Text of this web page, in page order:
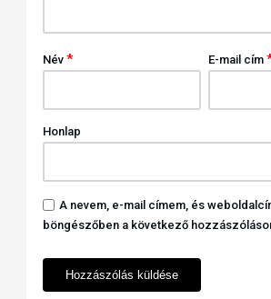
Név * E-mail cím
Honlap
A nevem, e-mail címem, és
böngészőben a következő